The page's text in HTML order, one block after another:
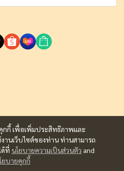
กกี้ เพื่อเพิ่มประสิทธิภาพและ
านเว็บไซต์ของท่าน ท่านสามารถ
ด้ที่ นโยบายความเป็นส่วนตัว and
ยบายคุกกี้